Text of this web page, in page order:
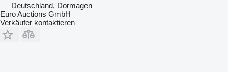
Deutschland, Dormagen
Euro Auctions GmbH
Verkäufer kontaktieren